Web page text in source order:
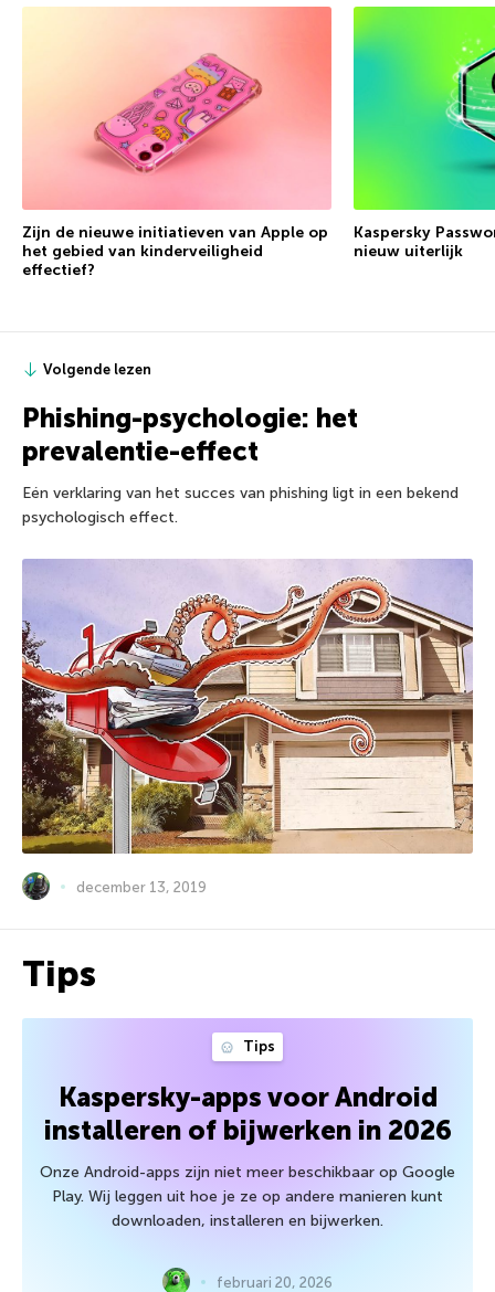
Zijn de nieuwe initiatieven van Apple op
het gebied van kinderveiligheid
effectief?
Kaspersky
nieuw uiterlijk
Volgende lezen
Phishing-psychologie: het
prevalentie-effect
Eén verklaring van het succes van phishing ligt in een bekend
psychologisch effect.
december 13, 2019
Tips
Tips
Kaspersky-apps voor Android
installeren of bijwerken in 2026
Onze Android-apps zijn niet meer beschikbaar op Google
Play. Wij leggen uit hoe je ze op andere manieren kunt
downloaden, installeren en bijwerken.
februari 20, 2026